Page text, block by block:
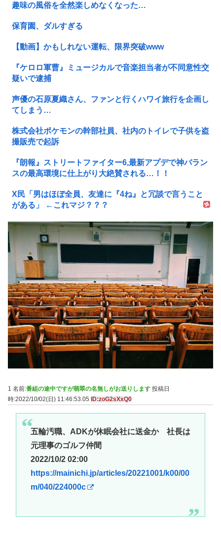
趣味の風俗を全然楽しめなくなった…
保育園、ダルすぎる
【動画】かもしれない運転、限界突破www
『ケロロ軍曹』ミュージカルで音楽担当者が不同意性交
疑いで逮捕
声優の石原夏織さん、ファンと行くハワイ旅行を企画し
てしまう…
株式会社ポケモンの幹部社員、社内のトイレで子供を盗
撮販売で起訴
『朗報』ストリートファイター6,最新アプデで神バラン
スの最高環境に仕上がり大絶賛される…！！
X民「男はほぼ全員、友達に『4ね』と冗談で言うこと
がある」 ←これマジ？？？
1 名前:番組の途中ですが翡翠の名無しがお送りします 投稿日
時:2022/10/02(日) 11:46:53.05
ID:zoG2sXxQ0
五輪汚職、ADKが休眠会社に送金か 社長は
元理事のゴルフ仲間
2022/10/2 02:00
https://mainichi.jp/articles/20221001/k00/00
m/040/224000c